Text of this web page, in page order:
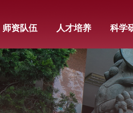
师资队伍 人才培养 科学